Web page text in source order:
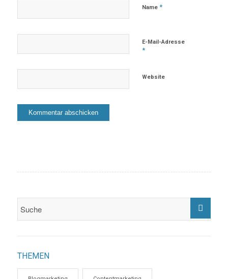
Name *
E-Mail-Adresse
*
Website
THEMEN